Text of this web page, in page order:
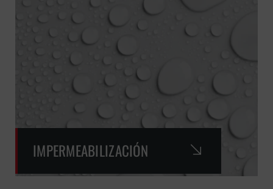
IMPERMEABILIZACIÓN